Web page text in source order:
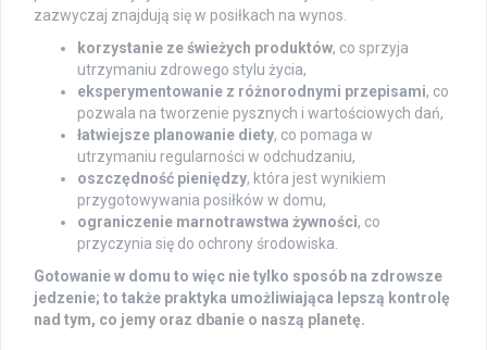
zazwyczaj znajdują się w posiłkach na wynos.
korzystanie ze świeżych produktów, co sprzyja
utrzymaniu zdrowego stylu życia,
eksperymentowanie z różnorodnymi przepisami, co
pozwala na tworzenie pysznych i wartościowych dań,
łatwiejsze planowanie diety, co pomaga w
utrzymaniu regularności w odchudzaniu,
oszczędność pieniędzy, która jest wynikiem
przygotowywania posiłków w domu,
ograniczenie marnotrawstwa żywności, co
przyczynia się do ochrony środowiska.
Gotowanie w domu to więc nie tylko sposób na zdrowsze
jedzenie; to także praktyka umożliwiająca lepszą kontrolę
nad tym, co jemy oraz dbanie o naszą planetę.